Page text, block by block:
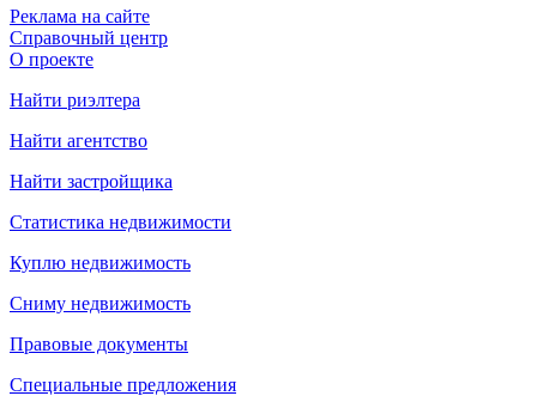
Реклама на сайте
Справочный центр
О проекте
Найти риэлтера
Найти агентство
Найти застройщика
Статистика недвижимости
Куплю недвижимость
Сниму недвижимость
Правовые документы
Специальные предложения